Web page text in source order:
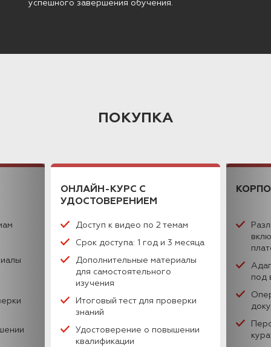
успешного завершения обучения.
ПОКУПКА
ОНЛАЙН-КУРС С
УДОСТОВЕРЕНИЕМ
Доступ к видео по 2 темам
Срок доступа: 1 год и 3 месяца
Дополнительные материалы
для самостоятельного
изучения
Итоговый тест для проверки
знаний
Удостоверение о повышении
квалификации
под